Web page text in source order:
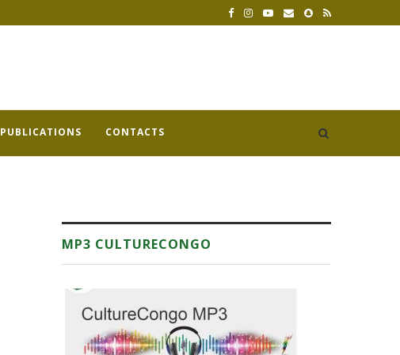
PUBLICATIONS CONTACTS
MP3 CULTURECONGO